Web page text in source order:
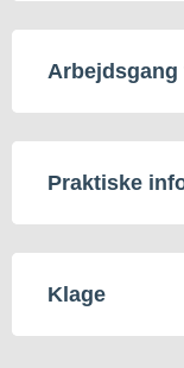
Praktiske
Klage